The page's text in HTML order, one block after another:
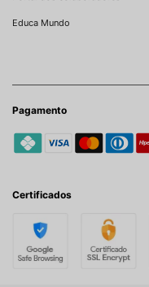
Educa Mundo
Pagamento
Certificados